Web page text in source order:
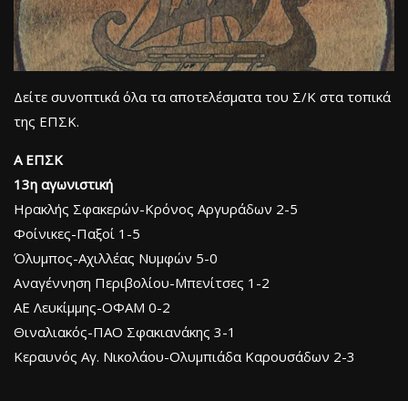
Δείτε συνοπτικά όλα τα αποτελέσματα του Σ/Κ στα τοπικά
της ΕΠΣΚ.
Α ΕΠΣΚ
13η αγωνιστική
Ηρακλής Σφακερών-Κρόνος Αργυράδων 2-5
Φοίνικες-Παξοί 1-5
Όλυμπος-Αχιλλέας Νυμφών 5-0
Αναγέννηση Περιβολίου-Μπενίτσες 1-2
ΑΕ Λευκίμμης-ΟΦΑΜ 0-2
Θιναλιακός-ΠΑΟ Σφακιανάκης 3-1
Κεραυνός Αγ. Νικολάου-Ολυμπιάδα Καρουσάδων 2-3